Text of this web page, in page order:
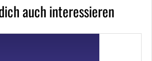
auch interessieren